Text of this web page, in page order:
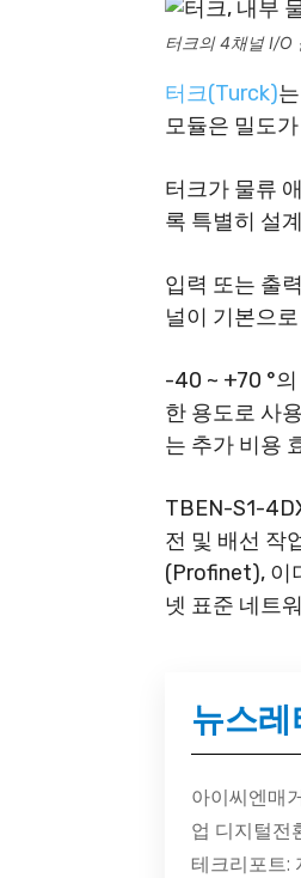
터크의 4채널 I/O
터크(Turck)
모듈은 밀도
터크가 물류
록 특별히 설
입력 또는 출
널이 기본으
-40 ~ +70 °
한 용도로 사
는 추가 비용
TBEN-S1-
전 및 배선 작
(Profinet), 이
넷 표준 네트
뉴스레
아이씨엔매
업 디지털전
테크리포트: